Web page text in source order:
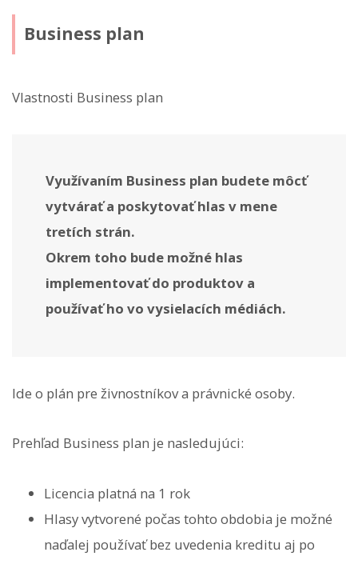
Business plan
Vlastnosti Business plan
Využívaním Business plan budete môcť
vytvárať a poskytovať hlas v mene
tretích strán.
Okrem toho bude možné hlas
implementovať do produktov a
používať ho vo vysielacích médiách.
Ide o plán pre živnostníkov a právnické osoby.
Prehľad Business plan je nasledujúci:
Licencia platná na 1 rok
Hlasy vytvorené počas tohto obdobia je možné
naďalej používať bez uvedenia kreditu aj po